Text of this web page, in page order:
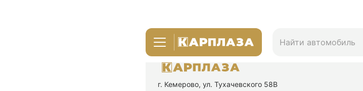
г. Кемерово, ул. Тухачевского 58В